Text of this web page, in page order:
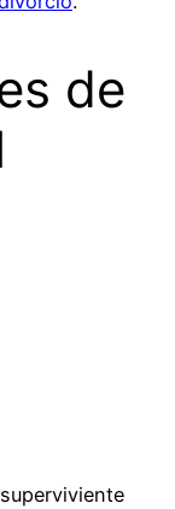
de